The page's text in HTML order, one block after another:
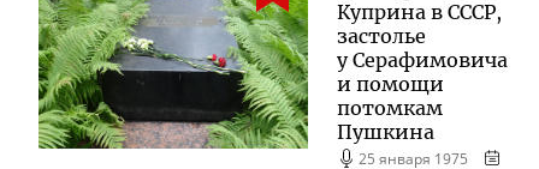
Куприна в СССР,
застолье
у Серафимовича
и помощи
потомкам
Пушкина
25 января 1975